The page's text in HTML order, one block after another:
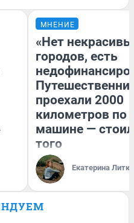
МНЕНИЕ
«Нет
городов, есть
проехали 2000
километров по
машине —
того
Екатерина